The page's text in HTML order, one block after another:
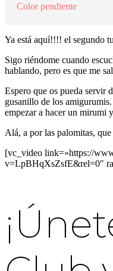
Color pendiente
Ya está aquí!!!! el segundo
Sigo riéndome cuando
hablando, pero es que me
Espero que os pueda servir
gusanillo de los
empezar a hacer un mirumi
Alá, a por las palomitas,
[vc_video link=»https://
v=LpBHqXsZsfE&rel=0″